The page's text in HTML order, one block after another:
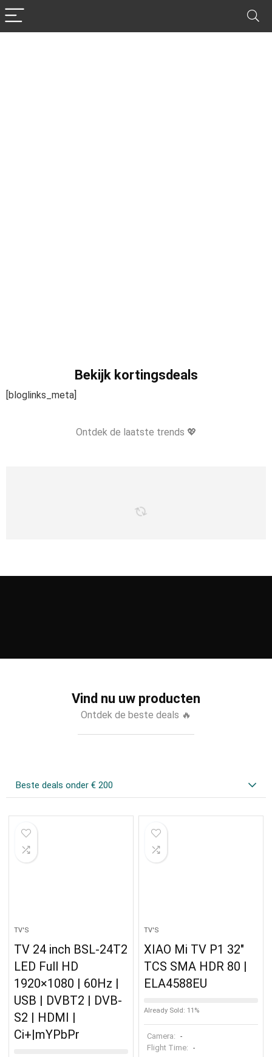
Bekijk kortingsdeals
[bloglinks_meta]
Ontdek de laatste trends 💖
Vind nu uw producten
Ontdek de beste deals 🔥
Beste deals onder € 200
TV'S
TV 24 inch BSL-24T2
LED Full HD
1920×1080 | 60Hz |
USB | DVBT2 | DVB-
S2 | HDMI |
Ci+|mYPbPr
TV'S
XIAO Mi TV P1 32″
TCS SMA HDR 80 |
ELA4588EU
Already Sold: 11%
Camera: -
Flight Time: -